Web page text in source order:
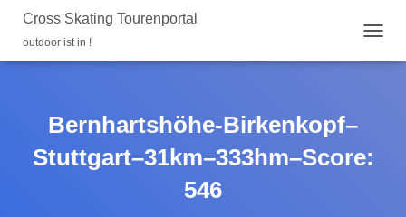
Cross Skating Tourenportal
outdoor ist in !
A
Bernhartshöhe-Birkenkopf–
Stuttgart–31km–333hm–Score:
546